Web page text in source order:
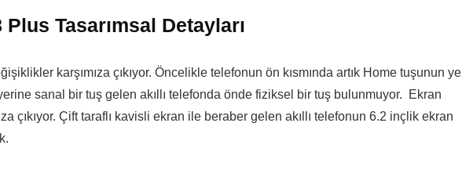
Tasarımsal Detayları
karşımıza çıkıyor. Öncelikle telefonun ön kısmında artık Home tuşunun
sanal bir tuş gelen akıllı telefonda önde fiziksel bir tuş bulunmuyor. Ekran
çıkıyor. Çift taraflı kavisli ekran ile beraber gelen akıllı telefonun 6.2 inçlik ekran